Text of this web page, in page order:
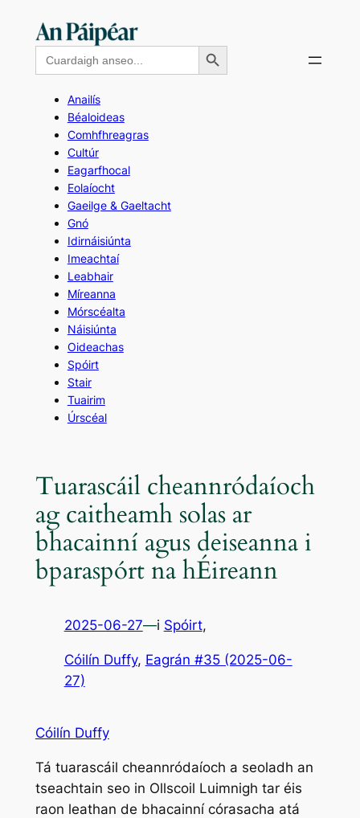
contentSearch
for:
Search Button
Anailís
Béaloideas
Comhfhreagras
Cultúr
Eagarfhocal
Eolaíocht
Gaeilge & Gaeltacht
Gnó
Idirnáisiúnta
Imeachtaí
Leabhair
Míreanna
Mórscéalta
Náisiúnta
Oideachas
Spóirt
Stair
Tuairim
Úrscéal
Tuarascáil cheannródaíoch
ag caitheamh solas ar
bhacainní agus deiseanna i
bparaspórt na hÉireann
2025-06-27—i Spóirt,
Cóilín Duffy, Eagrán #35 (2025-06-
27)
Cóilín Duffy
Tá tuarascáil cheannródaíoch a seoladh an
tseachtain seo in Ollscoil Luimnigh tar éis
raon leathan de bhacainní córasacha atá